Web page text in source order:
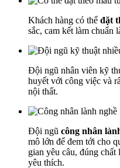
Khách hàng có thể đặt
sắc, cam kết làm chuẩn
Đội ngũ nhân viên kỹ
huyết với công việc và
nội thất.
Đội ngũ công nhân
mô lớn để đem tới cho
gian yêu câu, đúng
yêu thích.